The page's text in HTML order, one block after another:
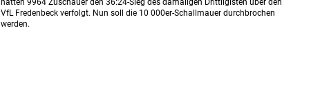
hatten 9964 Zuschauer den 36:24-Sieg des damaligen Drittligisten über den
VfL Fredenbeck verfolgt. Nun soll die 10 000er-Schallmauer durchbrochen
werden.